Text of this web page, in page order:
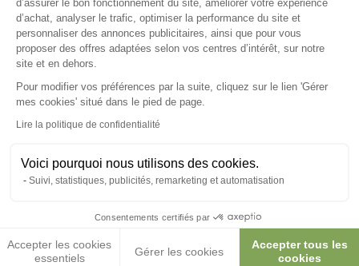
d’assurer le bon fonctionnement du site, améliorer votre expérience
d’achat, analyser le trafic, optimiser la performance du site et
personnaliser des annonces publicitaires, ainsi que pour vous
proposer des offres adaptées selon vos centres d’intérêt, sur notre
site et en dehors.
Pour modifier vos préférences par la suite, cliquez sur le lien 'Gérer
mes cookies' situé dans le pied de page.
Lire la politique de confidentialité
Voici pourquoi nous utilisons des cookies.
Suivi, statistiques, publicités, remarketing et automatisation
Consentements certifiés par
Accepter les cookies
essentiels
Gérer les cookies
Accepter tous les
cookies
Axeptio consent
Les questions posées par nos
Le bois est-il traité ?